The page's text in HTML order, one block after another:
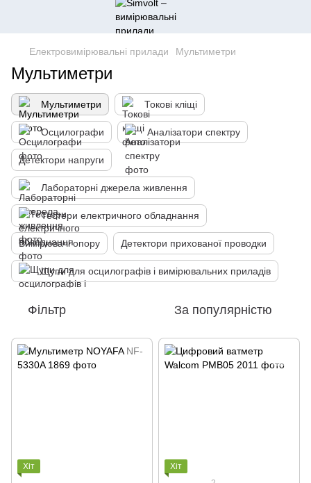
Електровимірювальні прилади Мультиметри
Мультиметри
Мультиметри Токові кліщі
Осцилографи Аналізатори спектру
Детектори напруги
Лабораторні джерела живлення
Тестери електричного обладнання
Вимірювачі опору Детектори прихованої проводки
Щупи для осцилографів і вимірювальних приладів
Фільтр За популярністю
Хіт
Хіт